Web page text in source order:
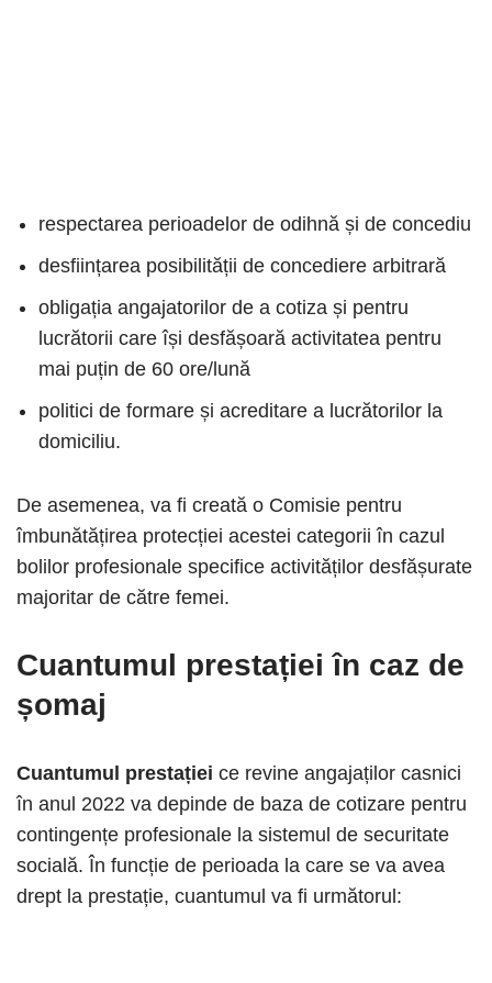
respectarea perioadelor de odihnă și de concediu
desființarea posibilității de concediere arbitrară
obligația angajatorilor de a cotiza și pentru
lucrătorii care își desfășoară activitatea pentru
mai puțin de 60 ore/lună
politici de formare și acreditare a lucrătorilor la
domiciliu.
De asemenea, va fi creată o Comisie pentru
îmbunătățirea protecției acestei categorii în cazul
bolilor profesionale specifice activităților desfășurate
majoritar de către femei.
Cuantumul prestației în caz de
șomaj
Cuantumul prestației ce revine angajaților casnici
în anul 2022 va depinde de baza de cotizare pentru
contingențe profesionale la sistemul de securitate
socială. În funcție de perioada la care se va avea
drept la prestație, cuantumul va fi următorul: